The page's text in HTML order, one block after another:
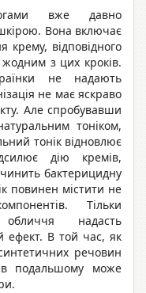
вже давно
Вона включає
крему, відповідного
з цих кроків.
не надають
не має яскраво
Але спробувавши
тоніком,
тонік відновлює
дію кремів,
бактерицидну
повинен містити не
Тільки
надасть
ефект. В той час, як
речовин
подальшому може